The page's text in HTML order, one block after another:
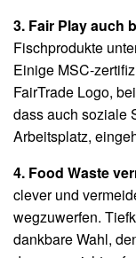
3. Fair Play auch
Fischprodukte
Einige MSC-
FairTrade Logo,
dass auch soziale
Arbeitsplatz,
4. Food Waste
clever und
wegzuwerfen.
dankbare Wahl,